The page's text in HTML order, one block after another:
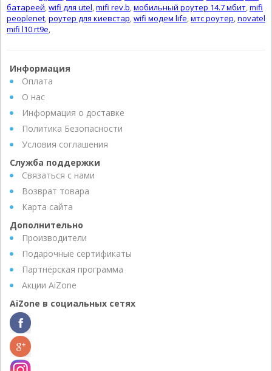
батареей wifi для utel mifi rev.b мобильный роутер 14.7 мбит mifi
peoplenet роутер для киевстар wifi модем life мтс роутер novatel
mifi l10 rt9e
Информация
Оплата
О нас
Информация о доставке
Политика Безопасности
Условия соглашения
Служба поддержки
Связаться с нами
Возврат товара
Карта сайта
Дополнительно
Производители
Подарочные сертификаты
Партнёрская программа
Акции AiZone
AiZone в социальных сетях